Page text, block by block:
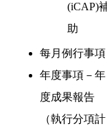
(iCAP)
助
每月例行事項
年度事項－年
度成果報告
（執行分項計